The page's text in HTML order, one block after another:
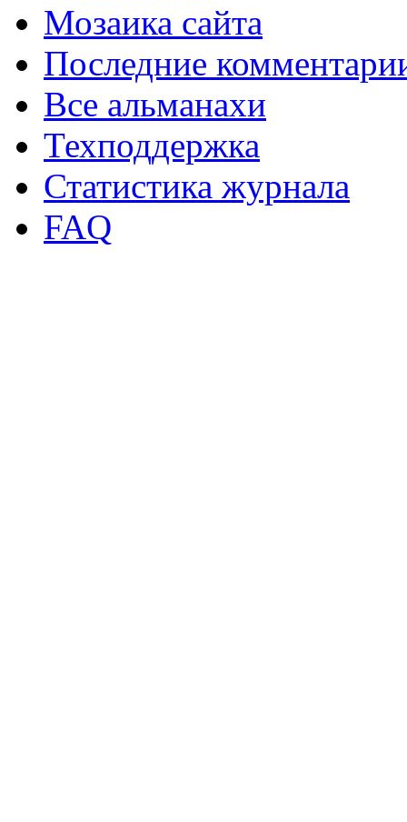
Мозаика сайта
Последние
Все альманахи
Техподдержка
Статистика журнала
FAQ